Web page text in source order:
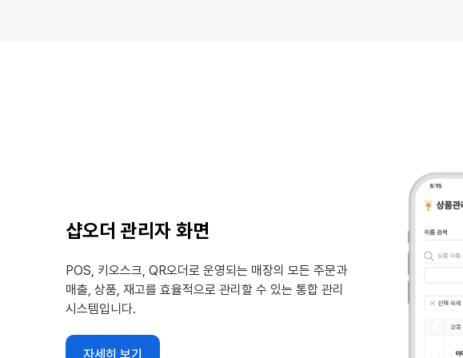
샵오더 관리자 화면
POS, 키오스크, QR오더로 운영되는 매장의 모든 주문과
매출, 상품, 재고를 효율적으로 관리할 수 있는 통합 관리
시스템입니다.
자세히 보기